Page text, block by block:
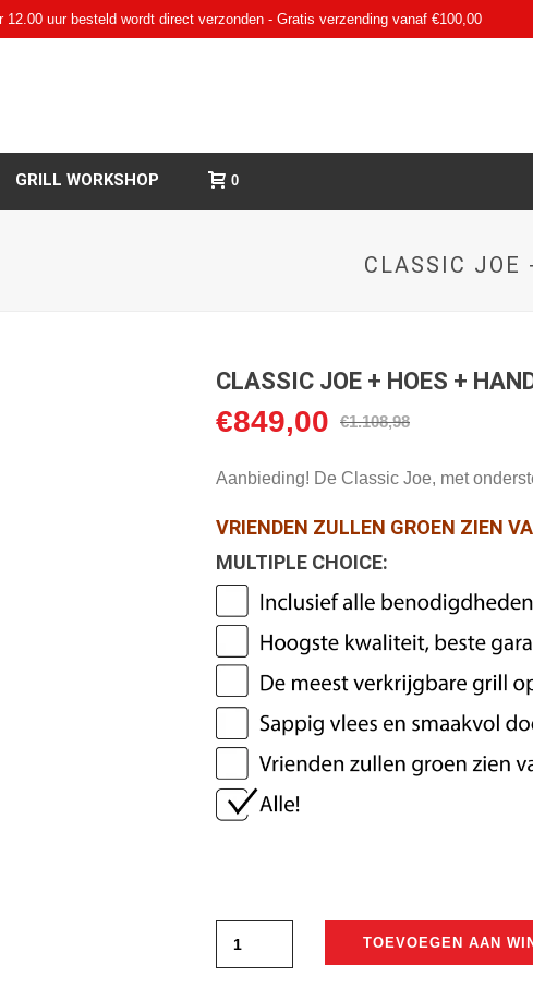
12.00 uur besteld wordt direct verzonden - Gratis verzending vanaf €100,00
GRILL WORKSHOP 0
CLASSIC JOE
CLASSIC JOE + HOES +
€1.108,98
Oorspronkelijke
was:
€849,00 Huidige
is:
Aanbieding! De Classic Joe, met
VRIENDEN ZULLEN GROEN ZIEN
MULTIPLE CHOICE:
TOEVOEGEN AAN